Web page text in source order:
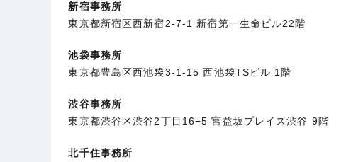
新宿事務所
東京都新宿区西新宿2-7-1 新宿第一生命ビル22階
池袋事務所
東京都豊島区西池袋3-1-15 西池袋TSビル 1階
渋谷事務所
東京都渋谷区渋谷2丁目16−5 宮益坂プレイス渋谷 9階
北千住事務所